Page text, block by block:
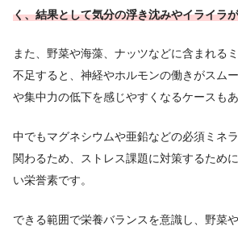
く、結果として気分の浮き沈みやイライラ
また、野菜や海藻、ナッツなどに含まれる
不足すると、神経やホルモンの働きがスム
や集中力の低下を感じやすくなるケースも
中でもマグネシウムや亜鉛などの必須ミネ
関わるため、ストレス課題に対策するため
い栄誉素です。
できる範囲で栄養バランスを意識し、野菜